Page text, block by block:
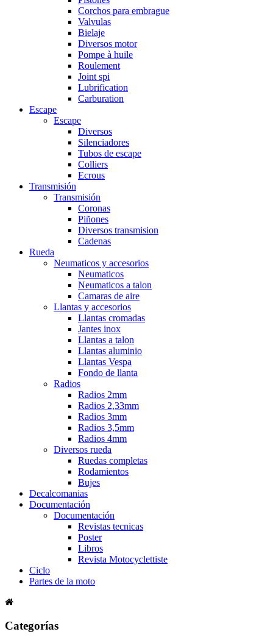
Corchos para embrague
Valvulas
Bielaje
Diversos motor
Pompe à huile
Roulement
Joint spi
Lubrification
Carburation
Escape
Escape
Diversos
Silenciadores
Tubos de escape
Colliers
Ecrous
Transmisión
Transmisión
Coronas
Piñones
Diversos transmision
Cadenas
Rueda
Neumaticos y accesorios
Neumaticos
Neumaticos a talon
Camaras de aire
Llantas y accesorios
Llantas cromadas
Jantes inox
Llantas a talon
Llantas aluminio
Llantas Vespa
Fondo de llanta
Radios
Radios 2mm
Radios 2,33mm
Radios 3mm
Radios 3,5mm
Radios 4mm
Diversos rueda
Ruedas completas
Rodamientos
Bujes
Decalcomanias
Documentación
Documentación
Revistas tecnicas
Poster
Libros
Revista Motocyclettiste
Ciclo
Partes de la moto
Categorías